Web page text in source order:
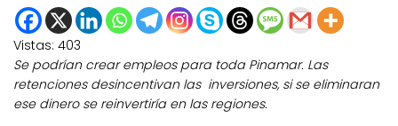
Vistas: 403
Se podrían crear empleos para toda Pinamar. Las
retenciones desincentivan las inversiones, si se eliminaran
ese dinero se reinvertiría en las regiones.